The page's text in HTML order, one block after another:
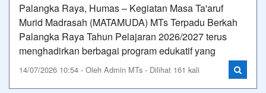
Palangka Raya, Humas – Kegiatan Masa Ta'aruf
Murid Madrasah (MATAMUDA) MTs Terpadu Berkah
Palangka Raya Tahun Pelajaran 2026/2027 terus
menghadirkan berbagai program edukatif yang
14/07/2026 10:54 - Oleh Admin MTs - Dilihat 161 kali